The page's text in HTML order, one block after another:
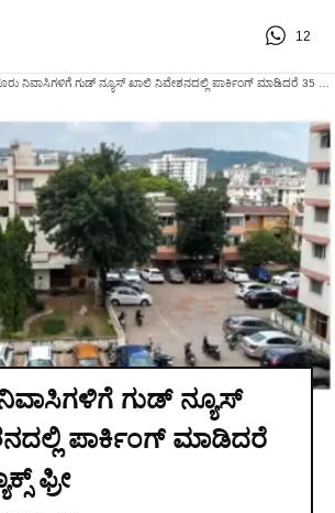
12
ಗುಡ್ ನ್ಯೂಸ್
ಪಾರ್ಕಿಂಗ್ ಮಾಡಿದರೆ
ಫ್ರೀ